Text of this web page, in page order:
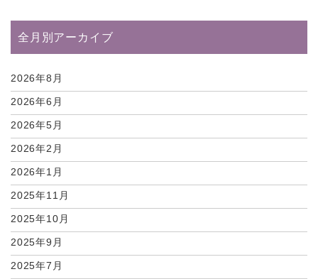
全月別アーカイブ
2026年8月
2026年6月
2026年5月
2026年2月
2026年1月
2025年11月
2025年10月
2025年9月
2025年7月